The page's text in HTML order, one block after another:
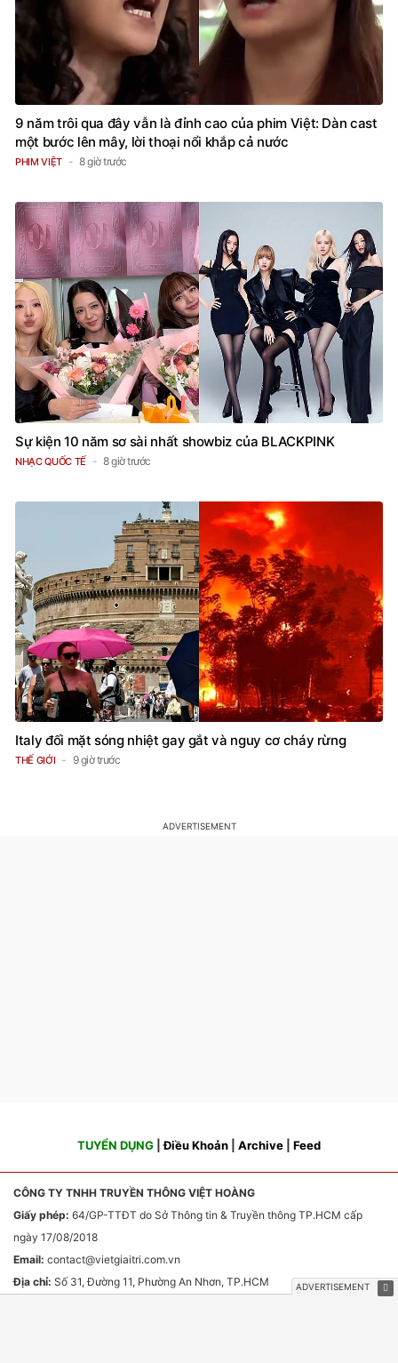
9 năm trôi qua đây vẫn là đỉnh cao của phim Việt: Dàn cast
một bước lên mây, lời thoại nổi khắp cả nước
PHIM VIỆT 8 giờ trước
Sự kiện 10 năm sơ sài nhất showbiz của BLACKPINK
NHẠC QUỐC TẾ 8 giờ trước
Italy đối mặt sóng nhiệt gay gắt và nguy cơ cháy rừng
THẾ GIỚI 9 giờ trước
TUYỂN DỤNG |Điều Khoản Archive Feed
CÔNG TY TNHH TRUYỀN THÔNG VIỆT HOÀNG
Giấy phép: 64/GP-TTĐT do Sở Thông tin & Truyền thông TP.HCM cấp
ngày 17/08/2018
Email: contact@vietgiaitri.com.vn
Địa chỉ: Số 31, Đường 11, Phường An Nhơn, TP.HCM